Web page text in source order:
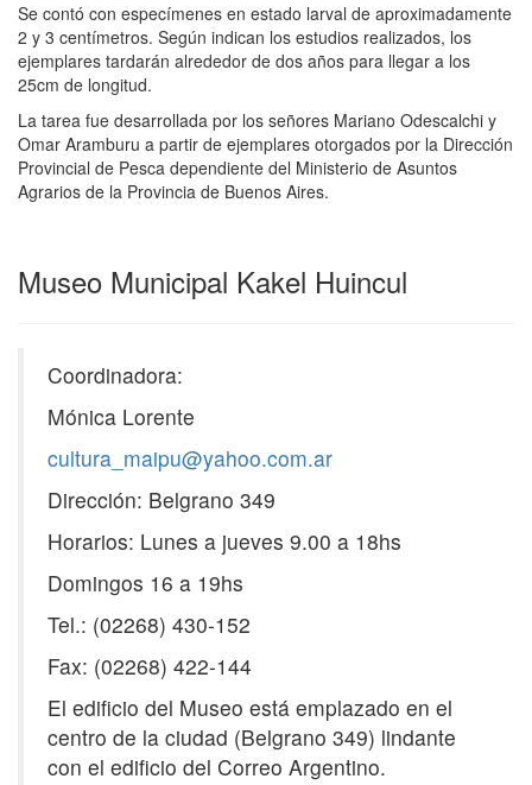
Se contó con especímenes en estado larval de aproximadamente
2 y 3 centímetros. Según indican los estudios realizados, los
ejemplares tardarán alrededor de dos años para llegar a los
25cm de longitud.
La tarea fue desarrollada por los señores Mariano Odescalchi y
Omar Aramburu a partir de ejemplares otorgados por la Dirección
Provincial de Pesca dependiente del Ministerio de Asuntos
Agrarios de la Provincia de Buenos Aires.
Museo Municipal Kakel Huincul
Coordinadora:
Mónica Lorente
cultura_maipu@yahoo.com.ar
Dirección: Belgrano 349
Horarios: Lunes a jueves 9.00 a 18hs
Domingos 16 a 19hs
Tel.: (02268) 430-152
Fax: (02268) 422-144
El edificio del Museo está emplazado en el
centro de la ciudad (Belgrano 349) lindante
con el edificio del Correo Argentino.